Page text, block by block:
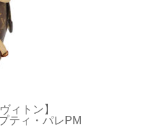
ィトン】
ティ・パレPM